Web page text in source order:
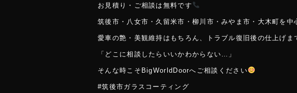
お見積り・ご相談は無料です
筑後市・八女市・久留米市・柳川市・みやま市・大木町を中
愛車の艶・美観維持はもちろん、トラブル復旧後の仕上げま
「どこに相談したらいいかわからない…」
そんな時こそBigWorldDoorへご相談ください
#筑後市ガラスコーティング